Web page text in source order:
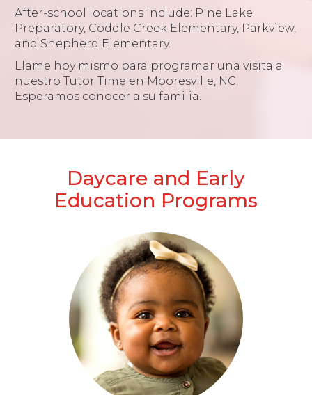
After-school locations include: Pine Lake
Preparatory, Coddle Creek Elementary, Parkview,
and Shepherd Elementary.
Llame hoy mismo para programar una visita a
nuestro Tutor Time en Mooresville, NC.
Esperamos conocer a su familia.
Daycare and Early
Education Programs